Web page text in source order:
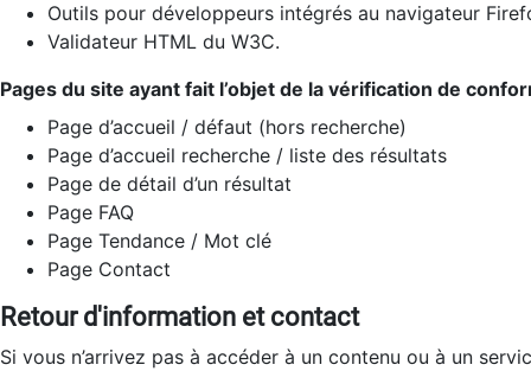
Outils pour développeurs intégrés au navigateur
Validateur HTML du W3C.
Pages du site ayant fait l’objet de la vérification de
Page d’accueil / défaut (hors recherche)
Page d’accueil recherche / liste des résultats
Page de détail d’un résultat
Page FAQ
Page Tendance / Mot clé
Page Contact
Retour d'information et contact
Si vous n’arrivez pas à accéder à un contenu ou à un